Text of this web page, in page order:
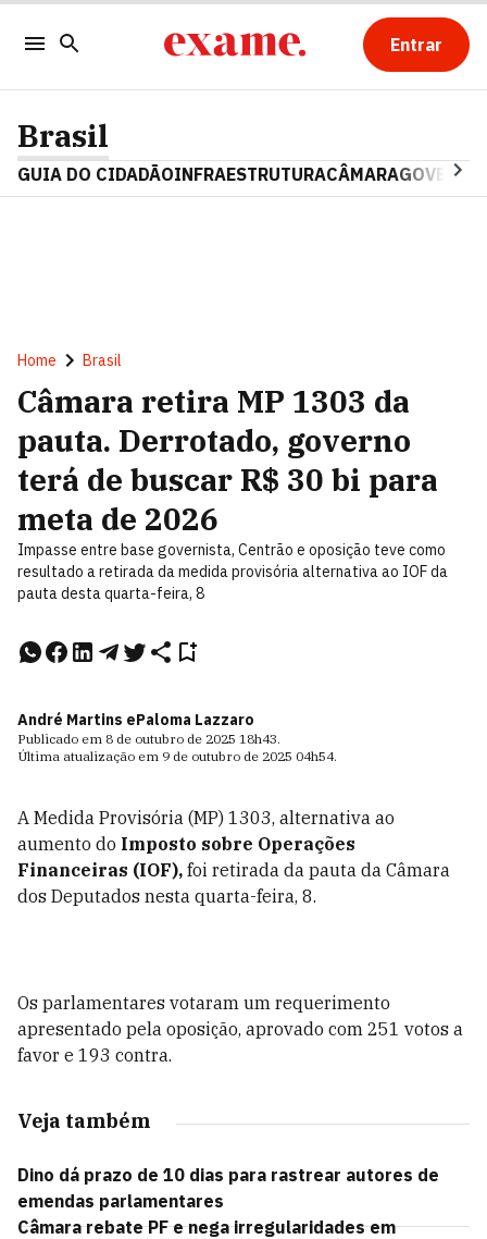
Entrar
Brasil
GUIA DO CIDADÃOINFRAESTRUTURACÂMARAGOVERNO
Home Brasil
Câmara retira MP 1303 da
pauta. Derrotado, governo
terá de buscar R$ 30 bi para
meta de 2026
Impasse entre base governista, Centrão e oposição teve como
resultado a retirada da medida provisória alternativa ao IOF da
pauta desta quarta-feira, 8
André Martins ePaloma Lazzaro
Publicado em 8 de outubro de 2025 18h43.
Última atualização em 9 de outubro de 2025 04h54.
A Medida Provisória (MP) 1303, alternativa ao
aumento do Imposto sobre Operações
Financeiras (IOF), foi retirada da pauta da Câmara
dos Deputados nesta quarta-feira, 8.
Os parlamentares votaram um requerimento
apresentado pela oposição, aprovado com 251 votos a
favor e 193 contra.
Veja também
Dino dá prazo de 10 dias para rastrear autores de
emendas parlamentares
Câmara rebate PF e nega irregularidades em